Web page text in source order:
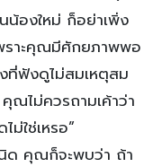
องใหม่ ก็อย่าเพิ่ง
ราะคุณมีศักยภาพพอ
งที่ฟังดูไม่สมเหตุสม
ณไม่ควรถามเค้าว่า
ม่ใช่เหรอ”
ด คุณก็จะพบว่า ถ้า